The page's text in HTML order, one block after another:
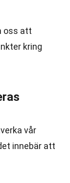
oss att
kring
vår
innebär att